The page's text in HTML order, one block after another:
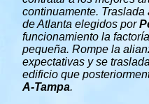
continuamente.
de Atlanta elegidos por
funcionamiento la
pequeña. Rompe la
expectativas y se
edificio que
A-Tampa.